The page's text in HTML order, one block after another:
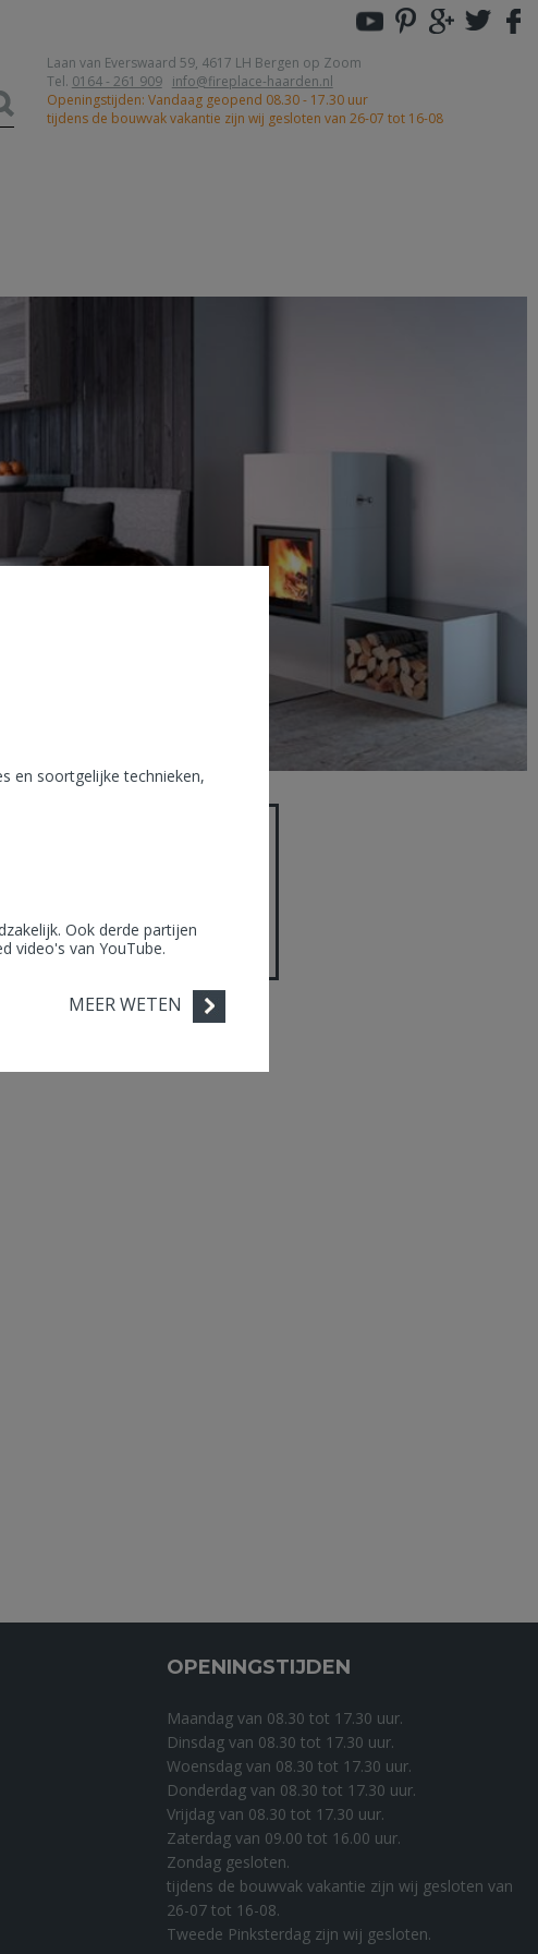
en soortgelijke technieken,
Ook derde partijen
video's van YouTube.
MEER WETEN
Laan van Everswaard 59, 4617 LH Bergen op Zoom
Tel. 0164 - 261 909
info@fireplace-haarden.nl
Openingstijden: Vandaag geopend 08.30 - 17.30 uur
tijdens de bouwvak vakantie zijn wij gesloten van 26-07 tot 16-08
OPENINGSTIJDEN
Maandag van 08.30 tot 17.30 uur.
Dinsdag van 08.30 tot 17.30 uur.
Woensdag van 08.30 tot 17.30 uur.
Donderdag van 08.30 tot 17.30 uur.
Vrijdag van 08.30 tot 17.30 uur.
Zaterdag van 09.00 tot 16.00 uur.
Zondag gesloten.
tijdens de bouwvak vakantie zijn wij gesloten van
26-07 tot 16-08.
Tweede Pinksterdag zijn wij gesloten.